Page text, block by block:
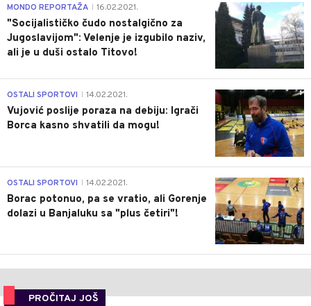
4
MONDO REPORTAŽA 16.02.2021.
"Socijalističko čudo nostalgično za
Jugoslavijom": Velenje je izgubilo naziv,
ali je u duši ostalo Titovo!
1
OSTALI SPORTOVI 14.02.2021.
Vujović poslije poraza na debiju: Igrači
Borca kasno shvatili da mogu!
3
OSTALI SPORTOVI 14.02.2021.
Borac potonuo, pa se vratio, ali Gorenje
dolazi u Banjaluku sa "plus četiri"!
PROČITAJ JOŠ